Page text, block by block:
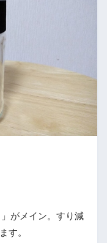
がメイン。すり減
す。